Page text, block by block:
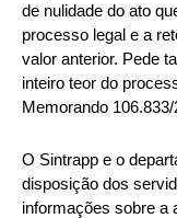
de nulidade do ato
processo legal e a
valor anterior. Pede
inteiro teor do
Memorando 106.833/
O Sintrapp e o
disposição dos
informações sobre a